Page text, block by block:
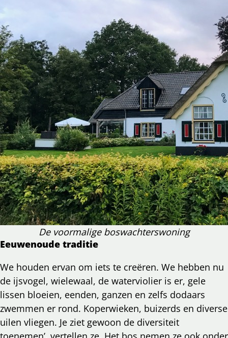
De voormalige boswachterswoning
Eeuwenoude traditie
We houden ervan om iets te creëren. We hebben nu
de ijsvogel, wielewaal, de waterviolier is er, gele
lissen bloeien, eenden, ganzen en zelfs dodaars
zwemmen er rond. Koperwieken, buizerds en diverse
uilen vliegen. Je ziet gewoon de diversiteit